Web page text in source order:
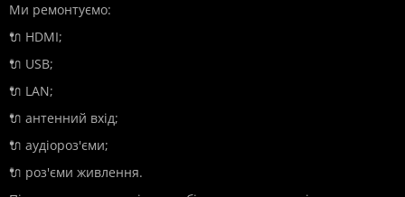
Ми ремонтуємо:
🔌 HDMI;
🔌 USB;
🔌 LAN;
🔌 антенний вхід;
🔌 аудіороз'єми;
🔌 роз'єми живлення.